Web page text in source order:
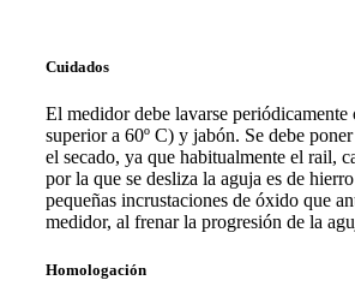
Cuidados
El medidor debe lavarse periódicamente
superior a 60º C) y jabón. Se debe
el secado, ya que habitualmente el rail,
por la que se desliza la aguja es de
pequeñas incrustaciones de óxido que
medidor, al frenar la progresión de la
Homologación